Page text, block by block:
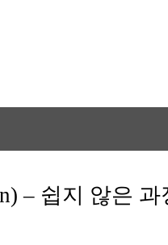
– 쉽지 않은 과